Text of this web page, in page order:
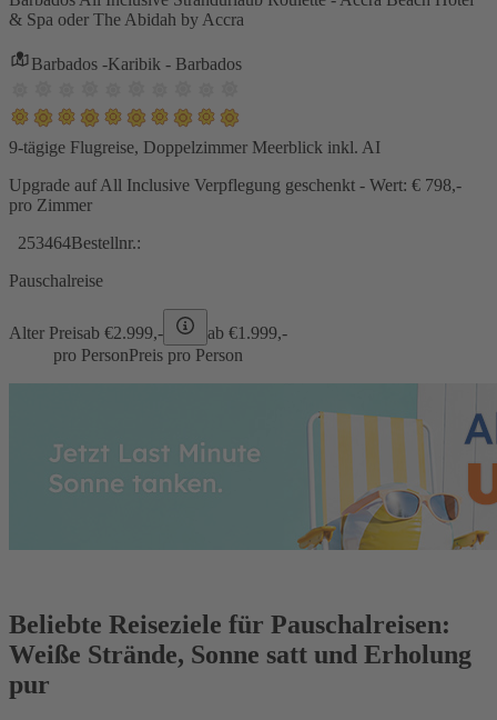
& Spa oder The Abidah by Accra
Barbados -Karibik - Barbados
9-tägige Flugreise, Doppelzimmer Meerblick inkl. AI
Upgrade auf All Inclusive Verpflegung geschenkt - Wert: € 798,-
pro Zimmer
253464Bestellnr.:
Pauschalreise
Alter Preisab €2.999,- ab €1.999,-
pro PersonPreis pro Person
Beliebte Reiseziele für Pauschalreisen:
Weiße Strände, Sonne satt und Erholung
pur